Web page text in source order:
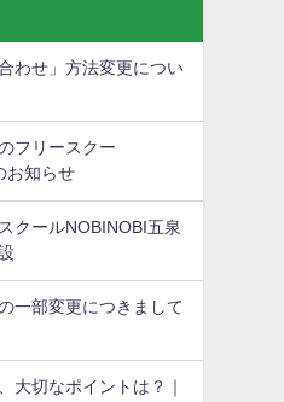
わせ」方法変更につい
フリースクー
お知らせ
クールNOBINOBI五泉
一部変更につきまして
大切なポイントは？｜